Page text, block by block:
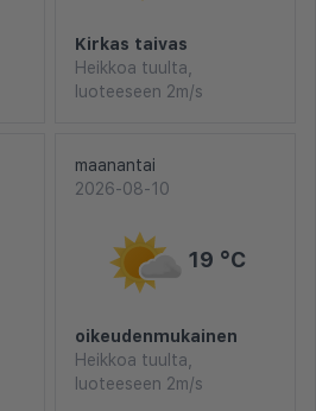
Kirkas taivas
Heikkoa tuulta,
luoteeseen 2m/s
maanantai
2026-08-10
19 °C
oikeudenmukainen
Heikkoa tuulta,
luoteeseen 2m/s